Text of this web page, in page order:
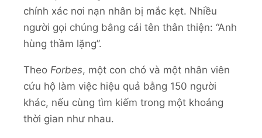
chính xác nơi nạn nhân bị mắc kẹt. Nhiều
người gọi chúng bằng cái tên thân thiện: “Anh
hùng thầm lặng”.
Theo Forbes, một con chó và một nhân viên
cứu hộ làm việc hiệu quả bằng 150 người
khác, nếu cùng tìm kiếm trong một khoảng
thời gian như nhau.